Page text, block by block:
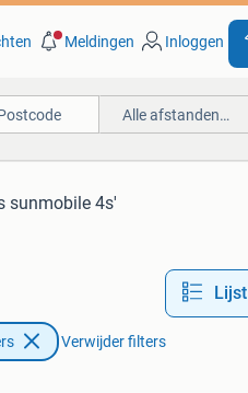
Meldingen Inloggen
Alle afstanden…
sunmobile 4s'
Lijst
Verwijder filters